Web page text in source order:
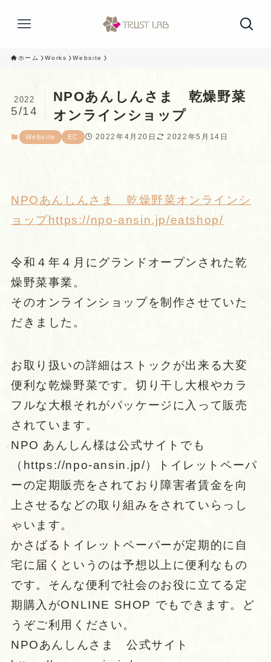
ホーム Works Website
NPOあんしんさま 乾燥野菜
オンラインショップ
2022
5/14
Website EC 2022年4月20日 2022年5月14日
NPOあんしんさま 乾燥野菜オンラインシ
ョップhttps://npo-ansin.jp/eatshop/
令和４年４月にグランドオープンされた乾
燥野菜事業。
そのオンラインショップを制作させていた
だきました。
お取り扱いの詳細はストックが出来る大変
便利な乾燥野菜です。切り干し大根やカラ
フルな大根それがパッケージに入って販売
されています。
NPO あんしん様は公式サイトでも
（https://npo-ansin.jp/）トイレットペーパ
ーの定期販売をされており障害者賃金を向
上させるなどの取り組みをされていらっし
ゃいます。
かさばるトイレットペーパーが定期的に自
宅に届くというのは予想以上に便利なもの
です。そんな便利で社会のお役に立てる定
期購入がONLINE SHOP でもできます。ど
うぞご利用ください。
NPOあんしんさま 公式サイト